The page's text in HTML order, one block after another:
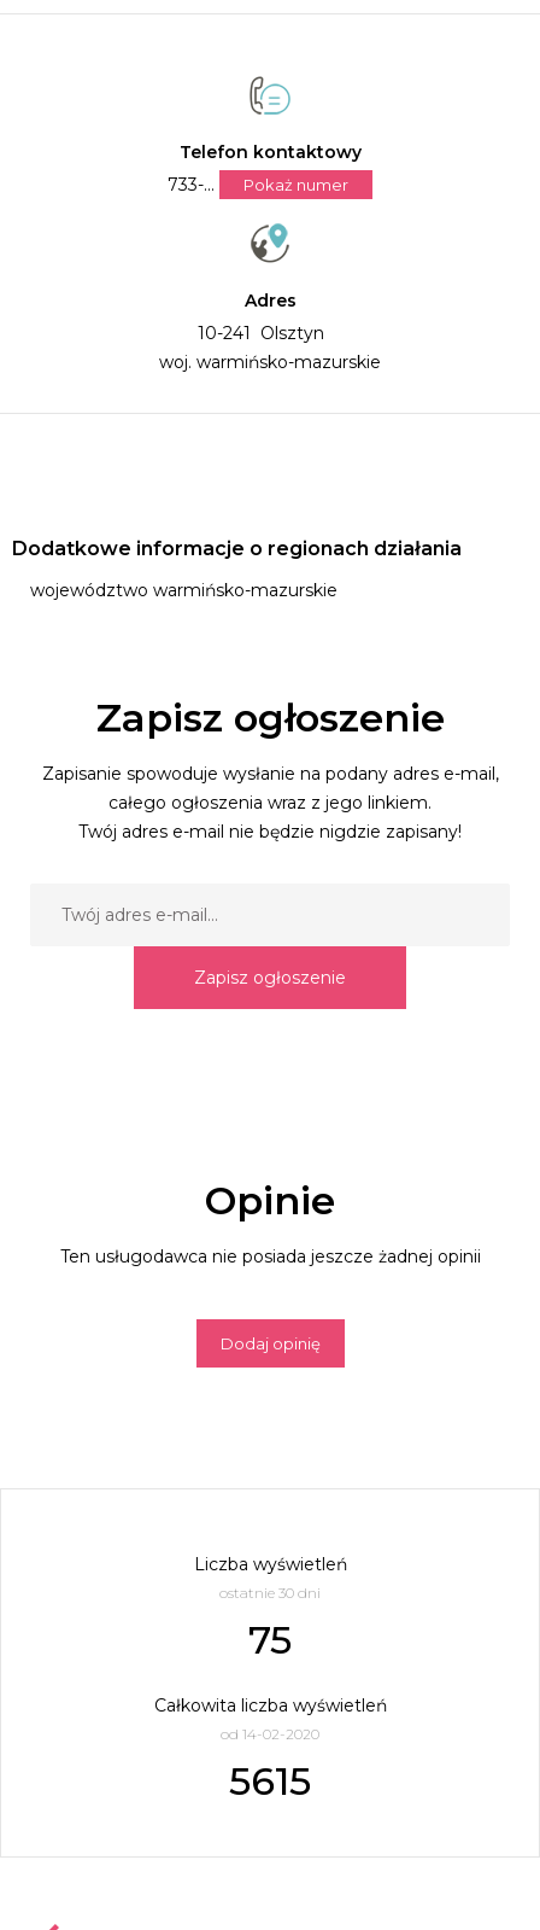
Telefon kontaktowy
733-...
Pokaż numer
Adres
10-241 Olsztyn
woj. warmińsko-mazurskie
Dodatkowe informacje o regionach działania
województwo warmińsko-mazurskie
Zapisz ogłoszenie
Zapisanie spowoduje wysłanie na podany adres e-mail,
całego ogłoszenia wraz z jego linkiem.
Twój adres e-mail nie będzie nigdzie zapisany!
Zapisz ogłoszenie
Opinie
Ten usługodawca nie posiada jeszcze żadnej opinii
Dodaj opinię
Liczba wyświetleń
ostatnie 30 dni
75
Całkowita liczba wyświetleń
od 14-02-2020
5615